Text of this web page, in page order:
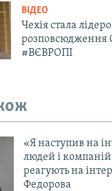
ВІДЕО
Чехія стала
розповсюдження
#ВЄВРОПІ
«Я наступив на
людей і
реагують на
Федорова